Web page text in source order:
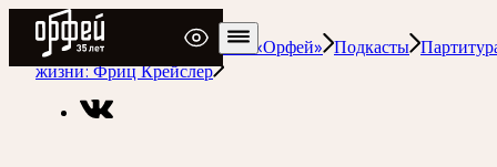
Радио Орфей
Радио классической музыки «Орфей» Подкасты
жизни: Фриц Крейслер